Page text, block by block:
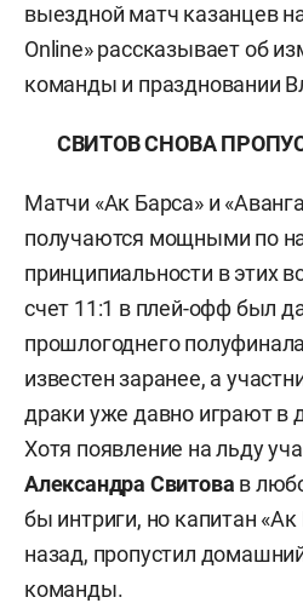
выездной матч казанцев
Online» рассказывает об
команды и праздновании
СВИТОВ СНОВА
Матчи «Ак Барса» и
получаются мощными по
принципиальности в этих
счет 11:1 в плей-офф был
прошлогоднего
известен заранее, а
драки уже давно играют в
Хотя появление на льду
Александра Свитова в
бы интриги, но капитан «Ак
назад, пропустил
команды.